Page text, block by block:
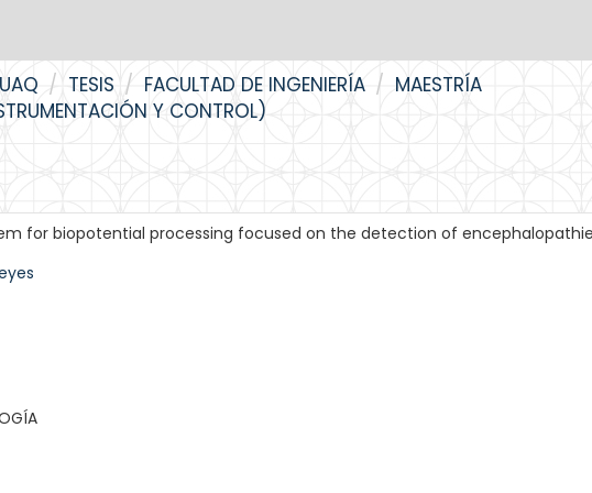
TESIS FACULTAD DE INGENIERÍA
MAESTRÍA
Y CONTROL)
for biopotential processing focused on the detection of